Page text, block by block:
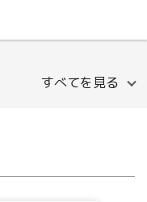
すべてを見る